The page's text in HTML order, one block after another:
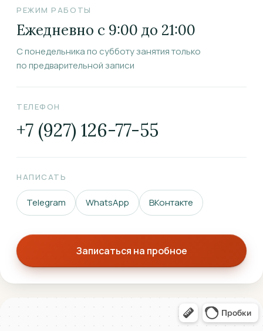
РЕЖИМ РАБОТЫ
Ежедневно с 9:00 до 21:00
С понедельника по субботу занятия только
по предварительной записи
ТЕЛЕФОН
+7 (927) 126-77-55
НАПИСАТЬ
Telegram WhatsApp ВКонтакте
Записаться на пробное